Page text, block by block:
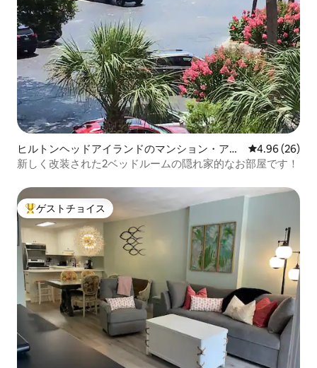
ヒルトンヘッドアイランドのマンション・アパ
ート
レビュー26
4.96 (26)
新しく改装された2ベッドルームの隠れ家的なお部屋です！
大好評のゲストチョイスです。
ゲストチョイス